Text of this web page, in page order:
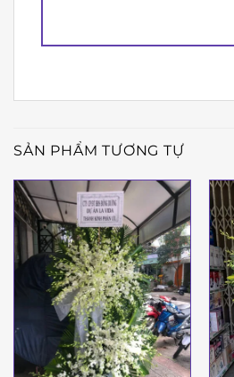
SẢN PHẨM TƯƠNG TỰ